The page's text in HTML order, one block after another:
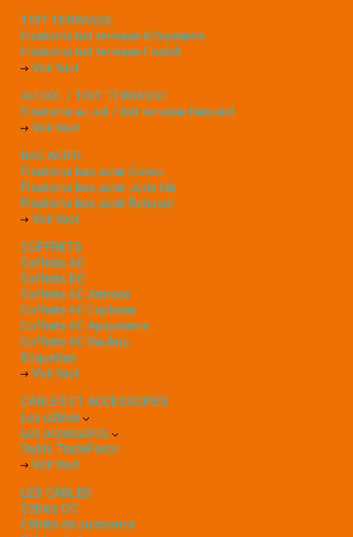
TOIT TERRASSE
Fixations toit terrasse K2systems
Fixations toit terrasse Enstall
Voir tout
AU SOL / TOIT TERRASSE
Fixations au sol / toit terrasse Renusol
Voir tout
BAC ACIER
Fixations bac acier Coveo
Fixations bac acier Joris Ide
Fixations bac acier Renusol
Voir tout
COFFRETS
Coffrets AC
Coffrets DC
Coffrets AC Atmoce
Coffrets AC Enphase
Coffrets AC Apsystems
Coffrets AC Backup
Etiquettes
Voir tout
CÂBLES ET ACCESSOIRES
Les câbles
Les accessoires
Outils TradeForce
Voir tout
LES CÂBLES
Câbles DC
Câbles de puissance